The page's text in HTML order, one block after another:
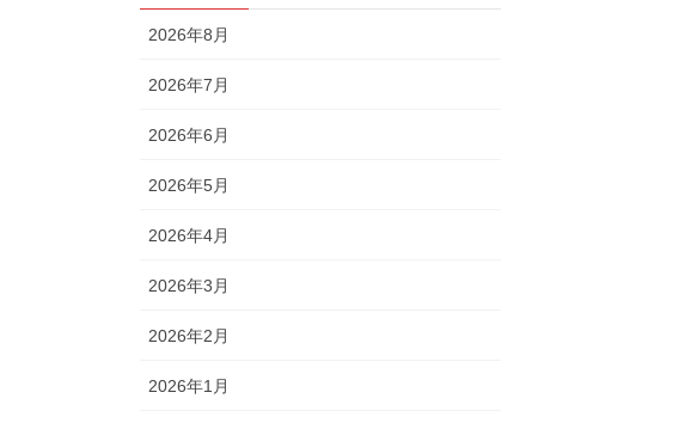
2026年8月
2026年7月
2026年6月
2026年5月
2026年4月
2026年3月
2026年2月
2026年1月